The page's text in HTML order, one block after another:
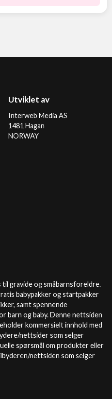
Utviklet av
Interweb Media AS
1481 Hagan
NORWAY
gravide og småbarnsforeldre.
babypakker og startpakker
samt spennende
barn og baby. Denne nettsiden
kommersielt innhold med
nettsider som selger
spørsmål om produkter eller
nettsiden som selger